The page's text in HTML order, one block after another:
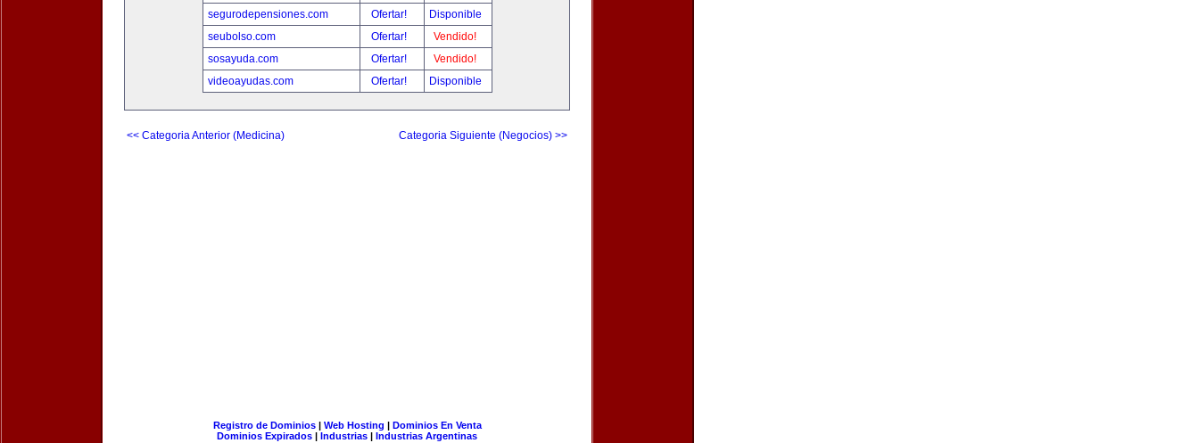
segurodepensiones.com
Ofertar!
Disponible
seubolso.com
Ofertar!
Vendido!
sosayuda.com
Ofertar!
Vendido!
videoayudas.com
Ofertar! Disponible
<< Categoria Anterior (Medicina) Categoria Siguiente (Negocios) >>
Registro de Dominios| Web Hosting | Dominios En Venta
Dominios Expirados | Industrias | Industrias Argentinas